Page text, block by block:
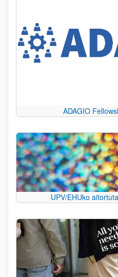
ADAGIO
UPV/EHUko